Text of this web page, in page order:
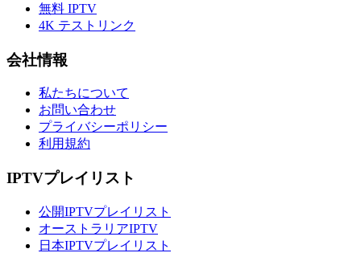
無料 IPTV
4K テストリンク
会社情報
私たちについて
お問い合わせ
プライバシーポリシー
利用規約
IPTVプレイリスト
公開IPTVプレイリスト
オーストラリアIPTV
日本IPTVプレイリスト